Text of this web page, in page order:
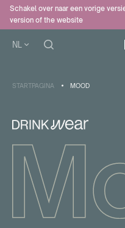
Schakel over naar een vorige
version of the website
NL
STARTPAGINA MOOD